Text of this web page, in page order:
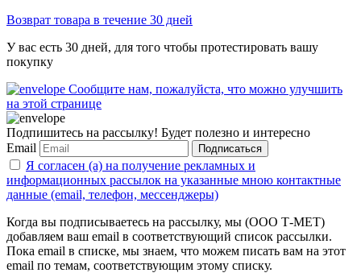
Возврат товара в течение 30 дней
У вас есть 30 дней, для того чтобы протестировать вашу
покупку
Сообщите нам, пожалуйста, что можно улучшить
на этой странице
Подпишитесь на рассылку! Будет полезно и интересно
Email
Подписаться
Я согласен (а) на получение рекламных и
информационных рассылок на указанные мною контактные
данные (email, телефон, мессенджеры)
Когда вы подписываетесь на рассылку, мы (ООО Т-МЕТ)
добавляем ваш email в соответствующий список рассылки.
Пока email в списке, мы знаем, что можем писать вам на этот
email по темам, соответствующим этому списку.